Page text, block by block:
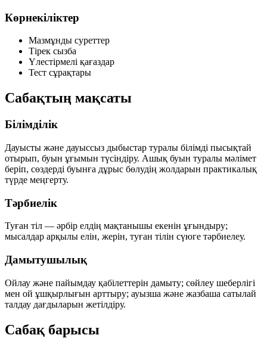
Көрнекіліктер
Мазмұнды суреттер
Тірек сызба
Үлестірмелі қағаздар
Тест сұрақтары
Сабақтың мақсаты
Білімділік
Дауысты және дауыссыз дыбыстар туралы білімді пысықтай
отырып, буын ұғымын түсіндіру. Ашық буын туралы мәлімет
беріп, сөздерді буынға дұрыс бөлудің жолдарын практикалық
түрде меңгерту.
Тәрбиелік
Туған тіл — әрбір елдің мақтанышы екенін ұғындыру;
мысалдар арқылы елін, жерін, туған тілін сүюге тәрбиелеу.
Дамытушылық
Ойлау және пайымдау қабілеттерін дамыту; сөйлеу шеберлігі
мен ой ұшқырлығын арттыру; ауызша және жазбаша сатылай
талдау дағдыларын жетілдіру.
Сабақ барысы